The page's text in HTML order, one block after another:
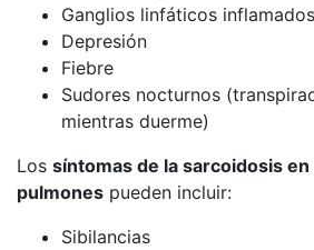
Ganglios linfáticos inflamados
Depresión
Fiebre
Sudores nocturnos
mientras duerme)
Los síntomas de la sarcoidosis en
pulmones pueden incluir:
Sibilancias